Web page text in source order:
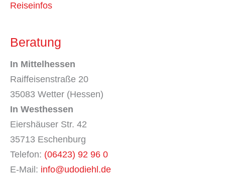
Reiseinfos
Beratung
In Mittelhessen
Raiffeisenstraße 20
35083 Wetter (Hessen)
In Westhessen
Eiershäuser Str. 42
35713 Eschenburg
Telefon: (06423) 92 96 0
E-Mail: info@udodiehl.de